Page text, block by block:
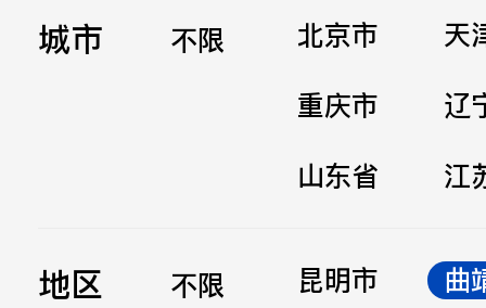
城市 不限 北京市
天
重庆市
辽
山东省
江
地区 不限 昆明市
曲